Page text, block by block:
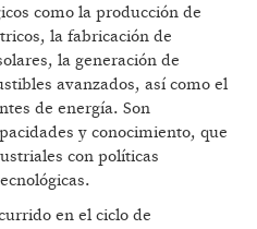
como la producción de
la fabricación de
la generación de
avanzados, así como el
de energía. Son
y conocimiento, que
con políticas
en el ciclo de